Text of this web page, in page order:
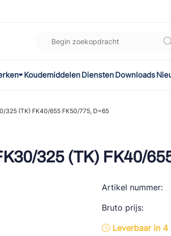
KoudemiddelenDienstenDownloads
325 (TK) FK40/655 FK50/775, D=65
325 (TK) FK40/
Artikel nummer:
Bruto prijs:
Leverbaar in